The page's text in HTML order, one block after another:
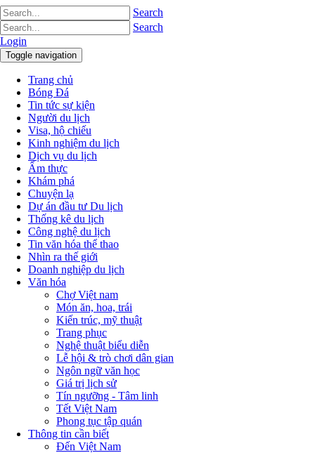
Search
Search
Login
Toggle navigation
Trang chủ
Bóng Đá
Tin tức sự kiện
Người du lịch
Visa, hộ chiếu
Kinh nghiệm du lịch
Dịch vụ du lịch
Ẩm thực
Khám phá
Chuyện lạ
Dự án đầu tư Du lịch
Thống kê du lịch
Công nghệ du lịch
Tin văn hóa thể thao
Nhìn ra thế giới
Doanh nghiệp du lịch
Văn hóa
Chợ Việt nam
Món ăn, hoa, trái
Kiến trúc, mỹ thuật
Trang phục
Nghệ thuật biểu diễn
Lễ hội & trò chơi dân gian
Ngôn ngữ văn học
Giá trị lịch sử
Tín ngưỡng - Tâm linh
Tết Việt Nam
Phong tục tập quán
Thông tin cần biết
Đến Việt Nam